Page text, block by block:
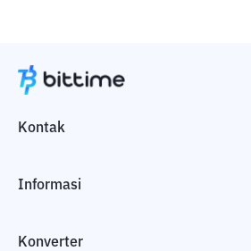
Kontak
Informasi
Konverter